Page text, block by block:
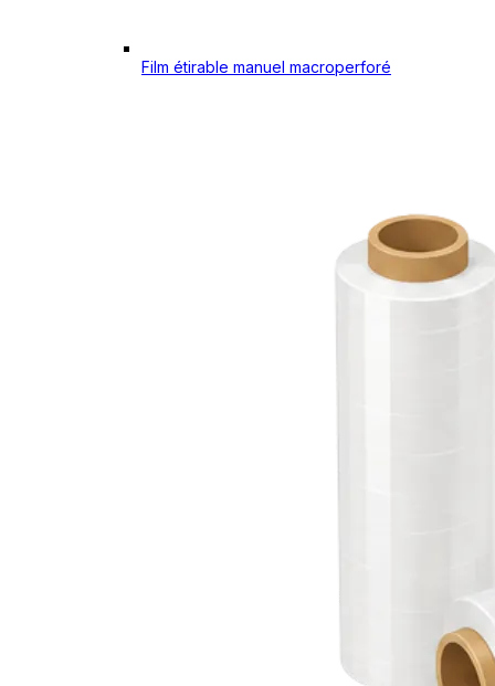
Film étirable manuel macroperforé